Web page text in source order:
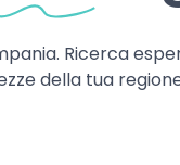
Ricerca
della tua